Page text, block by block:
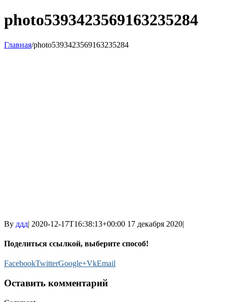
photo5393423569163235284
Главная/photo5393423569163235284
By ддд| 2020-12-17T16:38:13+00:00 17 декабря 2020|
Поделиться ссылкой, выберите способ!
FacebookTwitterGoogle+VkEmail
Оставить комментарий